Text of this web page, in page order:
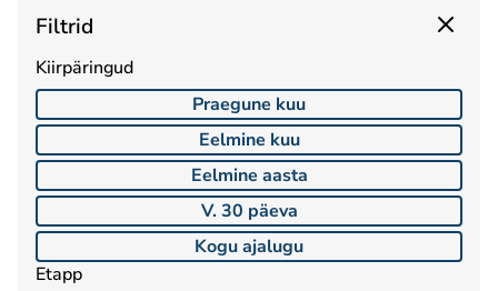
Filtrid
Kiirpäringud
Praegune kuu
Eelmine kuu
Eelmine aasta
V. 30 päeva
Kogu ajalugu
Etapp